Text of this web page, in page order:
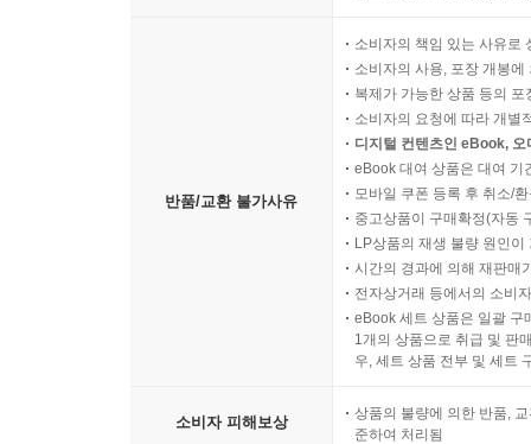
반품/교환 불가사유
소비자의 책임 있는 사유로
소비자의 사용, 포장 개봉
복제가 가능한 상품 등의
소비자의 요청에 따라 개별
디지털 컨텐츠인 eBook,
eBook 대여 상품은 대여 기
모바일 쿠폰 등록 후 취소/
중고상품이 구매확정(자동
LP상품의 재생 불량 원인
시간의 경과에 의해 재판매
전자상거래 등에서의 소비
eBook 세트 상품은 일괄 구
1개의 상품으로 취급 및 판
우, 세트 상품 전부 및 세트
소비자 피해보상
상품의 불량에 의한 반품,
준하여 처리됨